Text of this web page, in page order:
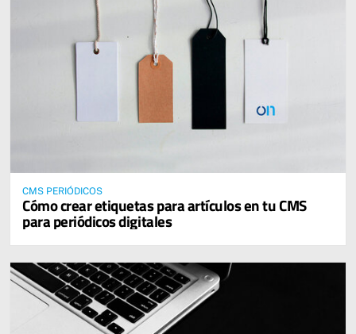
CMS PERIÓDICOS
Cómo crear etiquetas para artículos en tu CMS
para periódicos digitales